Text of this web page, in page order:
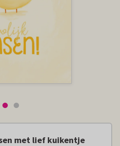
met lief kuikentje